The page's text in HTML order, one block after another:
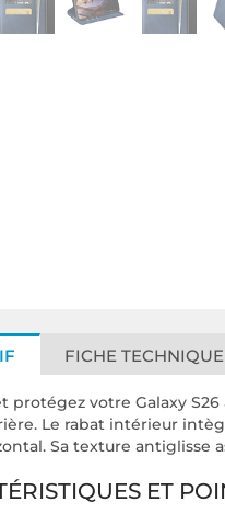
FICHE TECHNIQUE
protégez votre Galaxy
Le rabat intérieur
Sa texture antiglisse
ET